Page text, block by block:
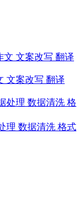
文案改写 翻译
理 数据清洗 格式